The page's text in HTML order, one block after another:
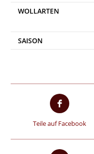
WOLLARTEN
SAISON
Teile auf Facebook